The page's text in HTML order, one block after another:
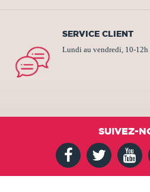
SERVICE CLIENT
Lundi au vendredi, 10-12h
SUIVEZ-